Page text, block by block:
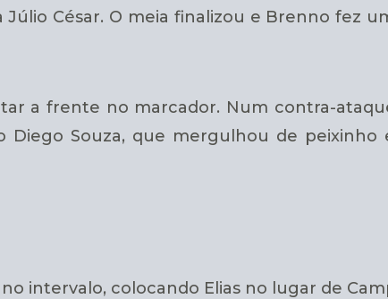
César. O meia finalizou e Brenno fez
a frente no marcador. Num contra-
Souza, que mergulhou de peixinho
intervalo, colocando Elias no lugar de